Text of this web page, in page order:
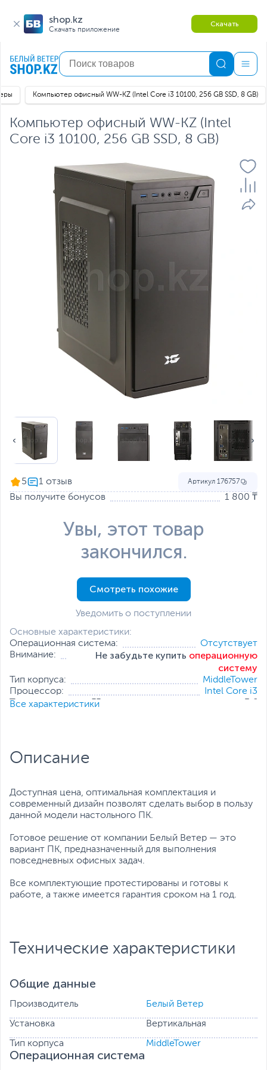
shop.kz
Скачать приложение
Скачать
Компьютер офисный WW-KZ (Intel Core i3 10100, 256 GB SSD, 8 GB)
Компьютер офисный WW-KZ (Intel
Core i3 10100, 256 GB SSD, 8 GB)
Основные характеристики:
Операционная система:
Отсутствует
Внимание:
Не забудьте купить операционную
систему
Тип корпуса:
MiddleTower
Процессор:
Intel Core i3
Тактовая частота, ГГц:
Дополнительные
Все характеристики
5 Артикул 176757
Вы получите бонусов 1 800 ₸
Увы, этот товар
закончился.
Смотреть похожие
Уведомить о поступлении
Описание
Доступная цена, оптимальная комплектация и
современный дизайн позволят сделать выбор в пользу
данной модели настольного ПК.
Готовое решение от компании Белый Ветер — это
вариант ПК, предназначенный для выполнения
повседневных офисных задач.
Все комплектующие протестированы и готовы к
работе, а также имеется гарантия сроком на 1 год.
Технические характеристики
Общие данные
Производитель Белый Ветер
Установка Вертикальная
Тип корпуса MiddleTower
Операционная система